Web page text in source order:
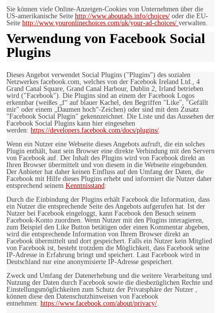
Sie können viele Online-Anzeigen-Cookies von Unternehmen über die
US-amerikanische Seite http://www.aboutads.info/choices/ oder die EU-
Seite http://www.youronlinechoices.com/uk/your-ad-choices/ verwalten.
Verwendung von Facebook Social
Plugins
Dieses Angebot verwendet Social Plugins ("Plugins") des sozialen
Netzwerkes facebook.com, welches von der Facebook Ireland Ltd., 4
Grand Canal Square, Grand Canal Harbour, Dublin 2, Irland betrieben
wird ("Facebook"). Die Plugins sind an einem der Facebook Logos
erkennbar (weißes „f“ auf blauer Kachel, den Begriffen "Like", "Gefällt
mir" oder einem „Daumen hoch“-Zeichen) oder sind mit dem Zusatz
"Facebook Social Plugin" gekennzeichnet. Die Liste und das Aussehen der
Facebook Social Plugins kann hier eingesehen
werden: https://developers.facebook.com/docs/plugins/.
Wenn ein Nutzer eine Webseite dieses Angebots aufruft, die ein solches
Plugin enthält, baut sein Browser eine direkte Verbindung mit den Servern
von Facebook auf. Der Inhalt des Plugins wird von Facebook direkt an
Ihren Browser übermittelt und von diesem in die Webseite eingebunden.
Der Anbieter hat daher keinen Einfluss auf den Umfang der Daten, die
Facebook mit Hilfe dieses Plugins erhebt und informiert die Nutzer daher
entsprechend seinem Kenntnisstand:
Durch die Einbindung der Plugins erhält Facebook die Information, dass
ein Nutzer die entsprechende Seite des Angebots aufgerufen hat. Ist der
Nutzer bei Facebook eingeloggt, kann Facebook den Besuch seinem
Facebook-Konto zuordnen. Wenn Nutzer mit den Plugins interagieren,
zum Beispiel den Like Button betätigen oder einen Kommentar abgeben,
wird die entsprechende Information von Ihrem Browser direkt an
Facebook übermittelt und dort gespeichert. Falls ein Nutzer kein Mitglied
von Facebook ist, besteht trotzdem die Möglichkeit, dass Facebook seine
IP-Adresse in Erfahrung bringt und speichert. Laut Facebook wird in
Deutschland nur eine anonymisierte IP-Adresse gespeichert.
Zweck und Umfang der Datenerhebung und die weitere Verarbeitung und
Nutzung der Daten durch Facebook sowie die diesbezüglichen Rechte und
Einstellungsmöglichkeiten zum Schutz der Privatsphäre der Nutzer ,
können diese den Datenschutzhinweisen von Facebook
entnehmen: https://www.facebook.com/about/privacy/.